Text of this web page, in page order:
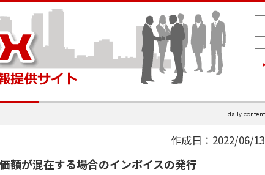
作成日：2022/06/13
額が混在する場合のインボイスの発行